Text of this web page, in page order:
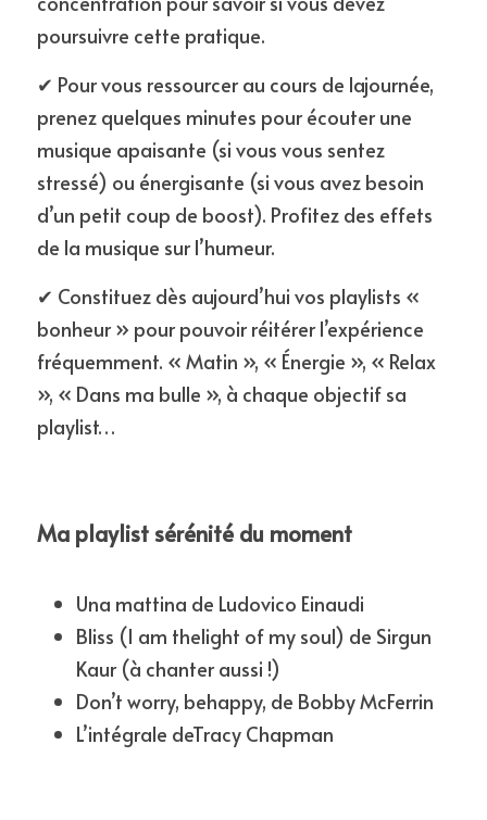
poursuivre cette pratique.
✔ Pour vous ressourcer au cours de lajournée,
prenez quelques minutes pour écouter une
musique apaisante (si vous vous sentez
stressé) ou énergisante (si vous avez besoin
d’un petit coup de boost). Profitez des effets
de la musique sur l’humeur.
✔ Constituez dès aujourd’hui vos playlists «
bonheur » pour pouvoir réitérer l’expérience
fréquemment. « Matin », « Énergie », « Relax
», « Dans ma bulle », à chaque objectif sa
playlist…
Ma playlist sérénité du moment
Una mattina de Ludovico Einaudi
Bliss (I am thelight of my soul) de Sirgun
Kaur (à chanter aussi !)
Don’t worry, behappy, de Bobby McFerrin
L’intégrale deTracy Chapman